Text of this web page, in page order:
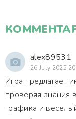
alex89531
26 July 2025
Игра предлагает
проверяя знания
графика и